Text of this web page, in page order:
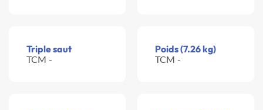
Triple saut
TCM -
Poids (7.26 kg)
TCM -